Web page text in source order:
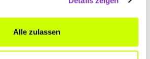
Alle zulassen